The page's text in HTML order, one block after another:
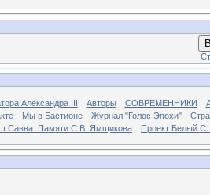
Александра III Авторы СОВРЕМЕННИКИ
Мы в Бастионе Журнал "Голос Эпохи"
Савва. Памяти С.В. Ямщикова Проект Белый